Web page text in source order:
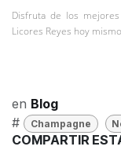
Disfruta de los
Licores Reyes hoy
en Blog
#
Champagne
COMPARTIR